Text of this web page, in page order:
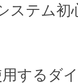
ステム初
するダ